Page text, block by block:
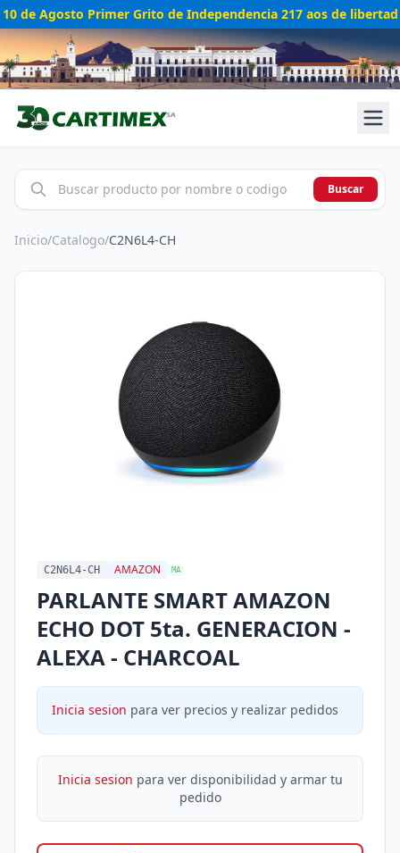
10 de Agosto Primer Grito de Independencia 217 aos de libertad
Buscar
Inicio/Catalogo/C2N6L4-CH
C2N6L4-CH AMAZON MA
PARLANTE SMART AMAZON
ECHO DOT 5ta. GENERACION -
ALEXA - CHARCOAL
Inicia sesion para ver precios y realizar pedidos
Inicia sesion para ver disponibilidad y armar tu
pedido